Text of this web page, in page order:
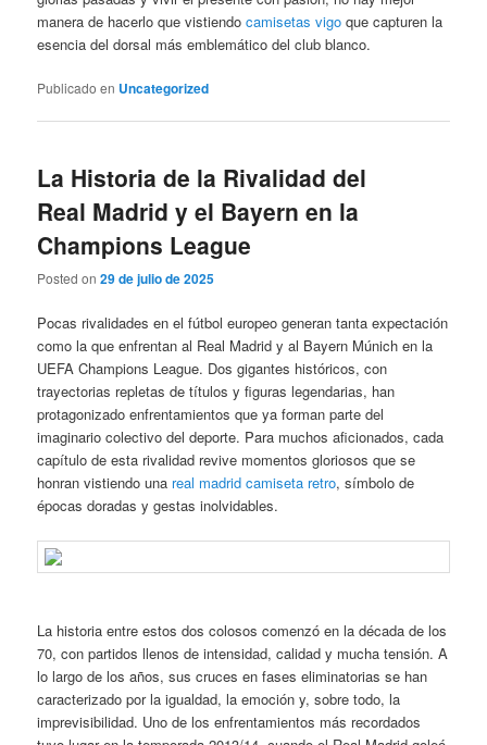
manera de hacerlo que vistiendocamisetas vigo que capturen la
esencia del dorsal más emblemático del club blanco.
Publicado en Uncategorized
La Historia de la Rivalidad del
Real Madrid y el Bayern en la
Champions League
Posted on29 de julio de 2025
Pocas rivalidades en el fútbol europeo generan tanta expectación
como la que enfrentan al Real Madrid y al Bayern Múnich en la
UEFA Champions League. Dos gigantes históricos, con
trayectorias repletas de títulos y figuras legendarias, han
protagonizado enfrentamientos que ya forman parte del
imaginario colectivo del deporte. Para muchos aficionados, cada
capítulo de esta rivalidad revive momentos gloriosos que se
honran vistiendo una real madrid camiseta retro, símbolo de
épocas doradas y gestas inolvidables.
La historia entre estos dos colosos comenzó en la década de los
70, con partidos llenos de intensidad, calidad y mucha tensión. A
lo largo de los años, sus cruces en fases eliminatorias se han
caracterizado por la igualdad, la emoción y, sobre todo, la
imprevisibilidad. Uno de los enfrentamientos más recordados